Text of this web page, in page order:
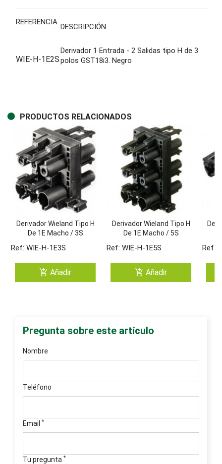
REFERENCIA
DESCRIPCIÓN
WIE-H-1E2S
Derivador 1 Entrada - 2 Salidas tipo H de 3
polos GST18i3. Negro
PRODUCTOS RELACIONADOS
Derivador Wieland Tipo H
De 1E Macho / 3S
Polos. NEGRO
Ref: WIE-H-1E3S
add_shopping_cart Añadir
Derivador Wieland Tipo H
De 1E Macho / 5S
Polos Negro Con Pie
Ref: WIE-H-1E5S
add_shopping_cart Añadir
Ref:
Pregunta sobre este artículo
Nombre
Teléfono
Email *
Tu pregunta *